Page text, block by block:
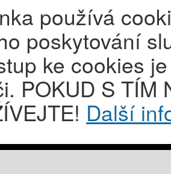
používá
poskytování
ke cookies
POKUD S TÍM
Další